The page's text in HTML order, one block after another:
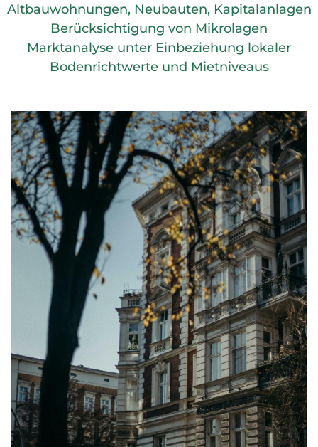
Altbauwohnungen, Neubauten, Kapitalanlagen
Berücksichtigung von Mikrolagen
Marktanalyse unter Einbeziehung lokaler
Bodenrichtwerte und Mietniveaus